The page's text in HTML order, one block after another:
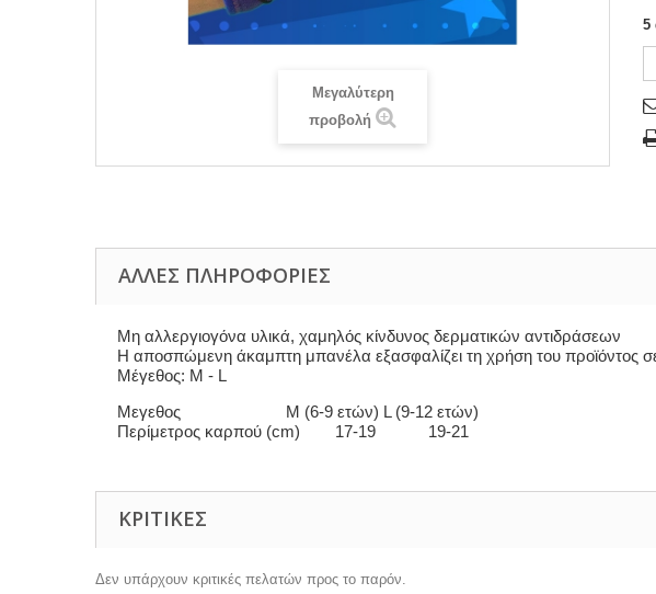
Μεγαλύτερη
προβολή
5
ΆΛΛΕΣ ΠΛΗΡΟΦΟΡΊΕΣ
Μη αλλεργιογόνα υλικά, χαμηλός κίνδυνος δερματικών αντιδράσεων
Η αποσπώμενη άκαμπτη μπανέλα εξασφαλίζει τη χρήση του προϊόντος
Μέγεθος: M - L
Μεγεθος Μ (6-9 ετών) L (9-12 ετών)
Περίμετρος καρπού (cm) 17-19 19-21
ΚΡΙΤΙΚΈΣ
Δεν υπάρχουν κριτικές πελατών προς το παρόν.